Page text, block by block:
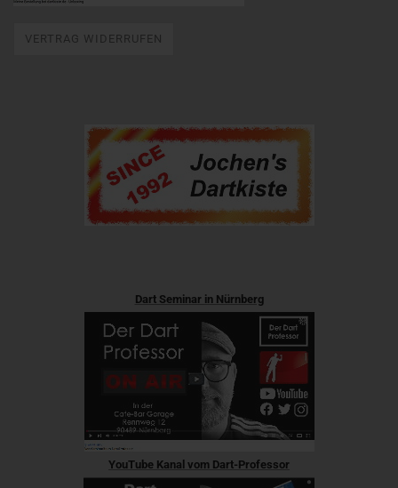
VERTRAG WIDERRUFEN
Dart Seminar in Nürnberg
YouTube Kanal vom Dart-Professor